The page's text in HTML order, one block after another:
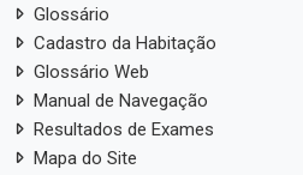
Glossário
Cadastro da Habitação
Glossário Web
Manual de Navegação
Resultados de Exames
Mapa do Site